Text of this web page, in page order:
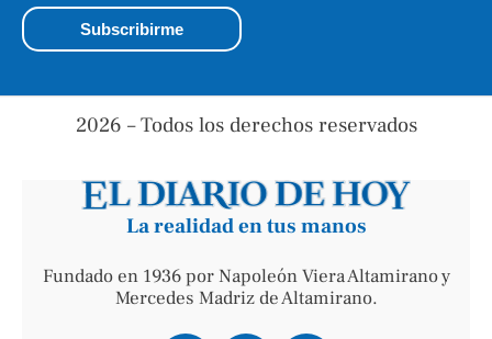
2026 – Todos los derechos reservados
La realidad en tus manos
Fundado en 1936 por Napoleón Viera Altamirano y
Mercedes Madriz de Altamirano.